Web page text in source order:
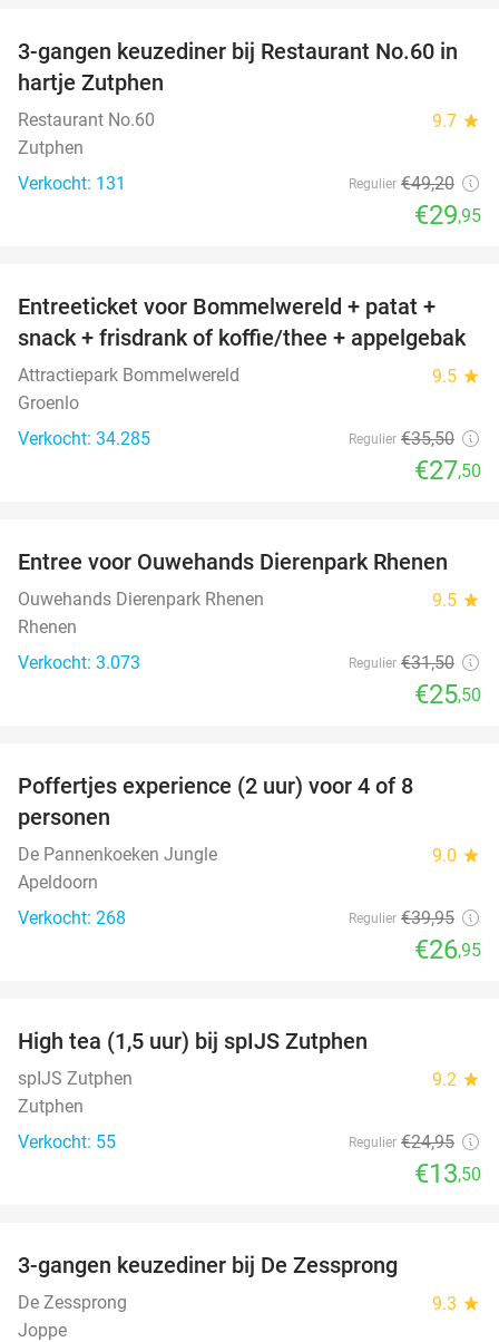
39%
3-gangen keuzediner bij Restaurant No.60 in
hartje Zutphen
Restaurant No.60 9.7 star
Zutphen
Verkocht: 131
Regulier €49,20
€29,95
23%
Entreeticket voor Bommelwereld + patat +
snack + frisdrank of koffie/thee + appelgebak
Attractiepark Bommelwereld 9.5 star
Groenlo
Verkocht: 34.285
Regulier €35,50
€27,50
19%
Entree voor Ouwehands Dierenpark Rhenen
Ouwehands Dierenpark Rhenen 9.5 star
Rhenen
Verkocht: 3.073
Regulier €31,50
€25,50
Poffertjes experience (2 uur) voor 4 of 8
personen
De Pannenkoeken Jungle 9.0 star
Apeldoorn
Verkocht: 268
Regulier €39,95
€26,95
High tea (1,5 uur) bij spIJS Zutphen
spIJS Zutphen 9.2 star
Zutphen
Verkocht: 55
Regulier €24,95
€13,50
3-gangen keuzediner bij De Zessprong
De Zessprong 9.3 star
Joppe